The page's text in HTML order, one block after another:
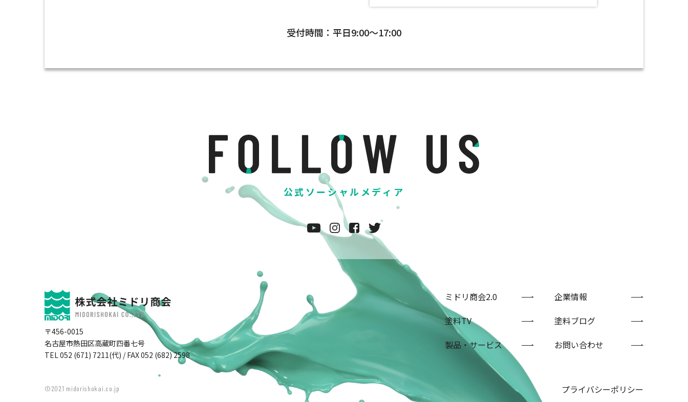
受付時間：平日9:00～17:00
公式ソーシャルメディア
〒456-0015
名古屋市熱田区高蔵町四番七号
TEL 052 (671) 7211(代) / FAX 052 (682) 2598
ミドリ商会2.0
企業情報
塗料TV
塗料ブログ
製品・サービス
お問い合わせ
プライバシーポリシー
©2021 midorishokai.co.jp